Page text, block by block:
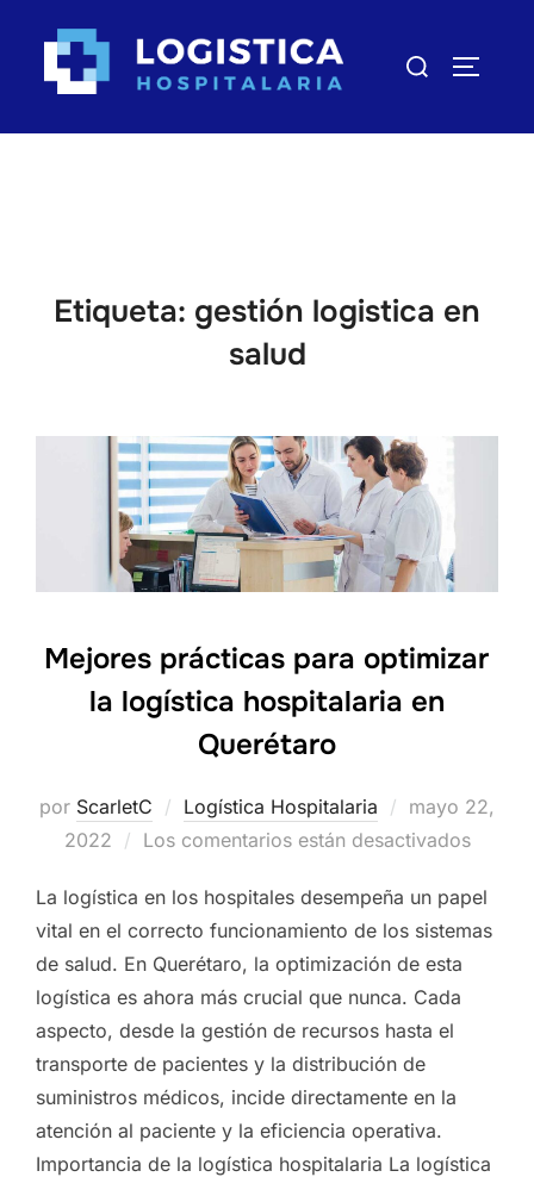
contenido
Buscar:
Etiqueta: gestión logistica en
salud
Mejores prácticas para optimizar
la logística hospitalaria en
Querétaro
por ScarletC Logística Hospitalaria
Publicado
el
mayo 22,
2022
Los comentarios están desactivados
La logística en los hospitales desempeña un papel
vital en el correcto funcionamiento de los sistemas
de salud. En Querétaro, la optimización de esta
logística es ahora más crucial que nunca. Cada
aspecto, desde la gestión de recursos hasta el
transporte de pacientes y la distribución de
suministros médicos, incide directamente en la
atención al paciente y la eficiencia operativa.
Importancia de la logística hospitalaria La logística